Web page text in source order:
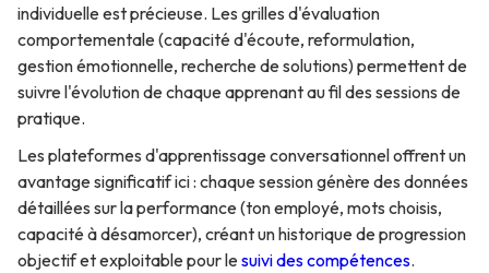
individuelle est précieuse. Les grilles d'évaluation
comportementale (capacité d'écoute, reformulation,
gestion émotionnelle, recherche de solutions) permettent de
suivre l'évolution de chaque apprenant au fil des sessions de
pratique.
Les plateformes d'apprentissage conversationnel offrent un
avantage significatif ici : chaque session génère des données
détaillées sur la performance (ton employé, mots choisis,
capacité à désamorcer), créant un historique de progression
objectif et exploitable pour lesuivi des compétences.